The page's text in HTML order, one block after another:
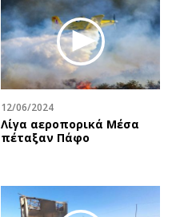
12/06/2024
Λίγα αεροπορικά Μέσα
πέταξαν Πάφο